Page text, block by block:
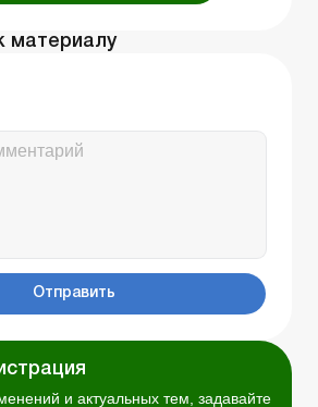
материалу
Отправить
и актуальных тем, задавайте